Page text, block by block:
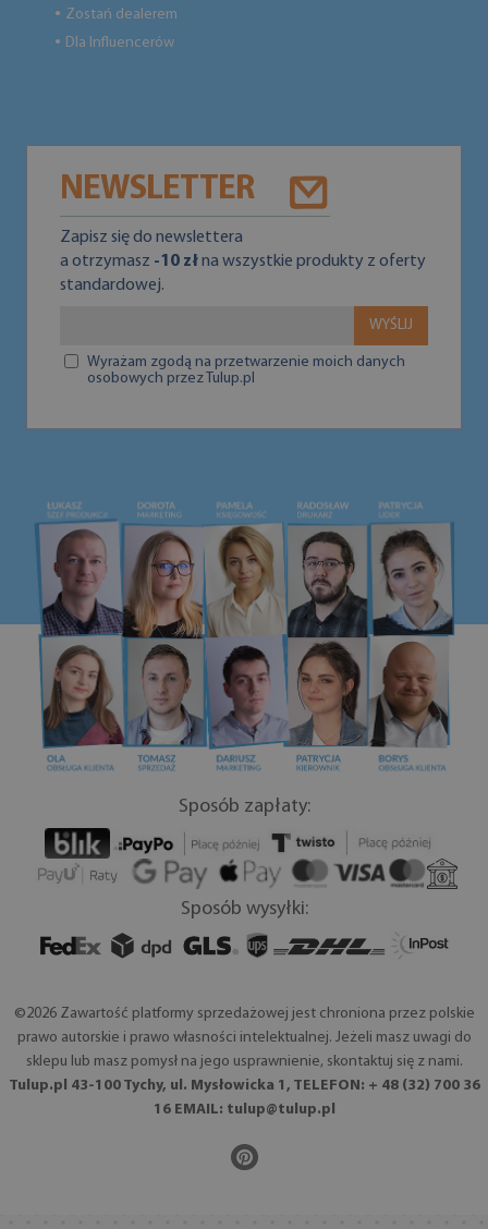
● Zostań dealerem
● Dla Influencerów
NEWSLETTER
Zapisz się do newslettera
a otrzymasz -10 złna wszystkie produkty z oferty
standardowej.
WYŚLIJ
Wyrażam zgodą na przetwarzenie moich danych
osobowych przez Tulup.pl
Sposób zapłaty:
Sposób wysyłki:
©2026 Zawartość platformy sprzedażowej jest chroniona przez polskie
prawo autorskie i prawo własności intelektualnej. Jeżeli masz uwagi do
sklepu lub masz pomysł na jego usprawnienie, skontaktuj się z nami.
Tulup.pl 43-100 Tychy, ul. Mysłowicka 1, TELEFON: + 48 (32) 700 36
16 EMAIL: tulup@tulup.pl